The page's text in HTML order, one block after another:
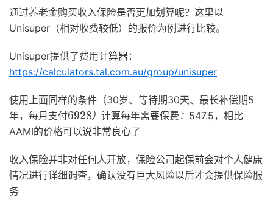
通过养老金购买收入保险是否更加划算呢？这里以
Unisuper（相对收费较低）的报价为例进行比较。
Unisuper提供了费用计算器：
https://calculators.tal.com.au/group/unisuper
使用上面同样的条件（30岁、等待期30天、最长补偿期5
年，每月支付
） 计 算 每 要 保 费 ：
6928 ）计算每年需要
保费：
547.5，相比
AAMI的价格可以说非常良心了
收入保险并非对任何人开放，保险公司起保前会对个人健康
情况进行详细调查，确认没有巨大风险以后才会提供保险服
务